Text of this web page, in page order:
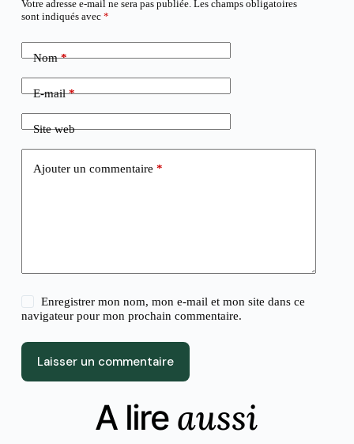
Votre adresse e-mail ne sera pas publiée. Les champs obligatoires
sont indiqués avec *
Nom*
E-mail*
Site web
Ajouter un commentaire *
Enregistrer mon nom, mon e-mail et mon site dans ce
navigateur pour mon prochain commentaire.
Laisser un commentaire
A lire aussi